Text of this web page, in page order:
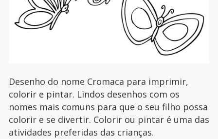
Desenho do nome Cromaca para imprimir,
colorir e pintar. Lindos desenhos com os
nomes mais comuns para que o seu filho possa
colorir e se divertir. Colorir ou pintar é uma das
atividades preferidas das crianças.